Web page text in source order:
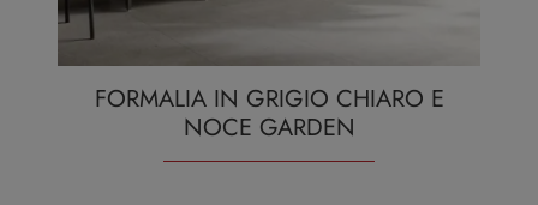
FORMALIA IN GRIGIO CHIARO E
NOCE GARDEN